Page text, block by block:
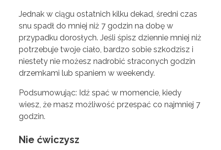
Jednak w ciągu ostatnich kilku dekad, średni czas
snu spadł do mniej niż 7 godzin na dobę w
przypadku dorosłych. Jeśli śpisz dziennie mniej niż
potrzebuje twoje ciało, bardzo sobie szkodzisz i
niestety nie możesz nadrobić straconych godzin
drzemkami lub spaniem w weekendy.
Podsumowując: Idź spać w momencie, kiedy
wiesz, że masz możliwość przespać co najmniej 7
godzin.
Nie ćwiczysz